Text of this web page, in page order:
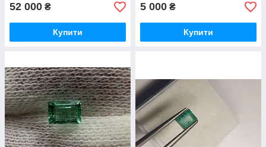
52 000 ₴
Купити
5 000 ₴
Купити